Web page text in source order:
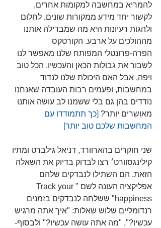
להמריא במחשבה למקומות אחרים,
לקשור יחד מידע ממקורות שונים, לחלום
ולהגות רעיונות היא מה שמבדילה אותנו
מההולכים על ארבע. הקורטקס
הפרה-פרונטלי המפותח שלנו מאפשר לנו
לשבור את גבולות הכאן והעכשיו. הכל טוב
ויפה, אבל האם היכולת שלנו לנדוד
במחשבות, ופעמים רבות העובדה שאנחנו
נודדים בהן גם בלי ששמנו לב עושה אותנו
מאושרים יותר? [כך תתמודדו עם
המחשבות שלכם טוב יותר]
שני חוקרים בהארוורד, דניאל גילברט ומתיו
קילינגסוורט׳ רצו לבדוק בדיוק את השאלה
הזאת. הם השתילו לנבדקים שלהם
אפליקציה העונה לשם "Track your
happiness" ששלחה לנבדקים בזמנים
רנדומליים שלוש שאלות: "איך אתה מרגיש
עכשיו?", "מה אתה עושה עכשיו?" ולבסוף-